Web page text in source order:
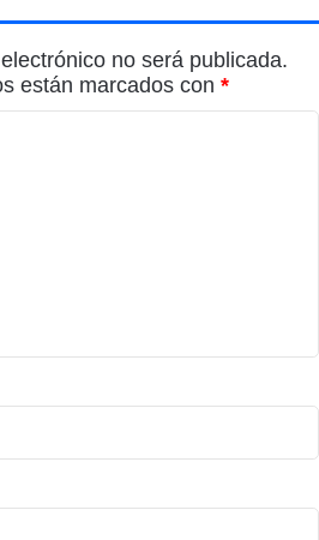
no será publicada.
están marcados con *